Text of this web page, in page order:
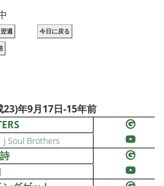
翌週 今日に戻る
23)年9月17日-15年前
J Soul Brothers